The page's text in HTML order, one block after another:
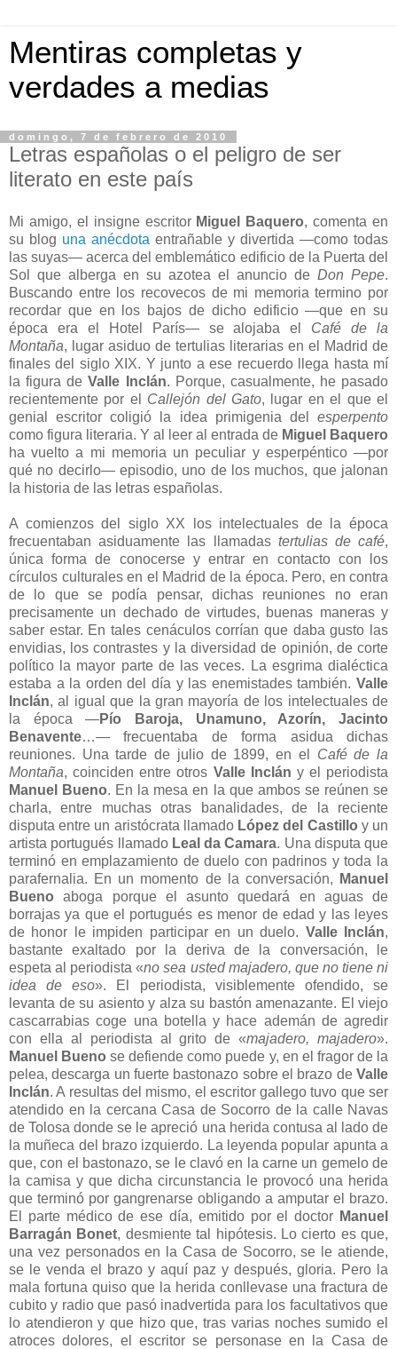
Mentiras completas y
verdades a medias
domingo, 7 de febrero de 2010
Letras españolas o el peligro de ser
literato en este país
Mi amigo, el insigne escritor Miguel Baquero, comenta en
su blog una anécdota entrañable y divertida —como todas
las suyas— acerca del emblemático edificio de la Puerta del
Sol que alberga en su azotea el anuncio de Don Pepe.
Buscando entre los recovecos de mi memoria termino por
recordar que en los bajos de dicho edificio —que en su
época era el Hotel París— se alojaba el Café de la
Montaña, lugar asiduo de tertulias literarias en el Madrid de
finales del siglo XIX. Y junto a ese recuerdo llega hasta mí
la figura deValle Inclán. Porque, casualmente, he pasado
recientemente por el Callejón del Gato, lugar en el que el
genial escritor coligió la idea primigenia del esperpento
como figura literaria. Y al leer al entrada de Miguel Baquero
ha vuelto a mi memoria un peculiar y esperpéntico —por
qué no decirlo— episodio, uno de los muchos, que jalonan
la historia de las letras españolas.
A comienzos del siglo XX los intelectuales de la época
frecuentaban asiduamente las llamadas tertulias de café,
única forma de conocerse y entrar en contacto con los
círculos culturales en el Madrid de la época. Pero, en contra
de lo que se podía pensar, dichas reuniones no eran
precisamente un dechado de virtudes, buenas maneras y
saber estar. En tales cenáculos corrían que daba gusto las
envidias, los contrastes y la diversidad de opinión, de corte
político la mayor parte de las veces. La esgrima dialéctica
estaba a la orden del día y las enemistades también. Valle
Inclán, al igual que la gran mayoría de los intelectuales de
la época —Pío Baroja, Unamuno, Azorín, Jacinto
Benavente…— frecuentaba de forma asidua dichas
reuniones. Una tarde de julio de 1899, en el Café de la
Montaña, coinciden entre otros Valle Inclán y el periodista
Manuel Bueno. En la mesa en la que ambos se reúnen se
charla, entre muchas otras banalidades, de la reciente
disputa entre un aristócrata llamado López del Castillo y un
artista portugués llamado Leal da Camara. Una disputa que
terminó en emplazamiento de duelo con padrinos y toda la
parafernalia. En un momento de la conversación,
Manuel
Bueno aboga porque el asunto quedará en aguas de
borrajas ya que el portugués es menor de edad y las leyes
de honor le impiden participar en un duelo. Valle Inclán,
bastante exaltado por la deriva de la conversación, le
espeta al periodista «no sea usted majadero, que no tiene ni
idea de eso». El periodista, visiblemente ofendido, se
levanta de su asiento y alza su bastón amenazante. El viejo
cascarrabias coge una botella y hace ademán de agredir
con ella al periodista al grito de «majadero, majadero».
Manuel Bueno se defiende como puede y, en el fragor de la
pelea, descarga un fuerte bastonazo sobre el brazo de Valle
Inclán. A resultas del mismo, el escritor gallego tuvo que ser
atendido en la cercana Casa de Socorro de la calle Navas
de Tolosa donde se le apreció una herida contusa al lado de
la muñeca del brazo izquierdo. La leyenda popular apunta a
que, con el bastonazo, se le clavó en la carne un gemelo de
la camisa y que dicha circunstancia le provocó una herida
que terminó por gangrenarse obligando a amputar el brazo.
El parte médico de ese día, emitido por el doctor Manuel
Barragán Bonet, desmiente tal hipótesis. Lo cierto es que,
una vez personados en la Casa de Socorro, se le atiende,
se le venda el brazo y aquí paz y después, gloria. Pero la
mala fortuna quiso que la herida conllevase una fractura de
cubito y radio que pasó inadvertida para los facultativos que
lo atendieron y que hizo que, tras varias noches sumido el
atroces dolores, el escritor se personase en la Casa de